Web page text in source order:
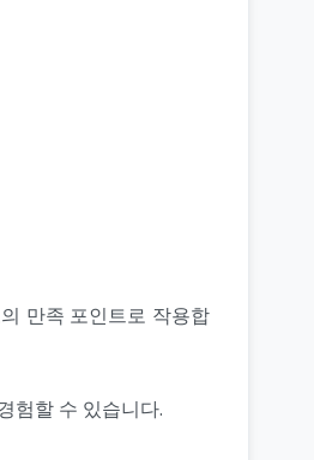
만족 포인트로 작용합
험할 수 있습니다.